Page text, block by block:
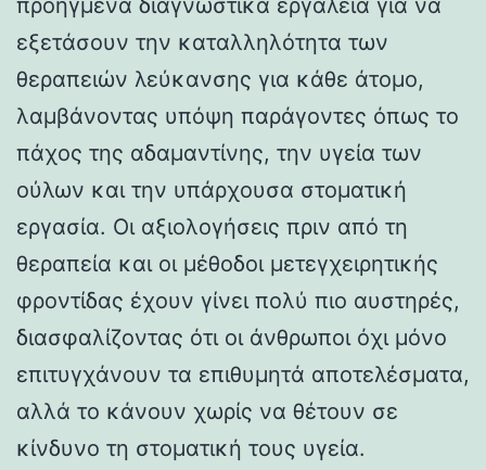
εξετάσουν την καταλληλότητα των
θεραπειών λεύκανσης για κάθε άτομο,
λαμβάνοντας υπόψη παράγοντες όπως το
πάχος της αδαμαντίνης, την υγεία των
ούλων και την υπάρχουσα στοματική
εργασία. Οι αξιολογήσεις πριν από τη
θεραπεία και οι μέθοδοι μετεγχειρητικής
φροντίδας έχουν γίνει πολύ πιο αυστηρές,
διασφαλίζοντας ότι οι άνθρωποι όχι μόνο
επιτυγχάνουν τα επιθυμητά αποτελέσματα,
αλλά το κάνουν χωρίς να θέτουν σε
κίνδυνο τη στοματική τους υγεία.